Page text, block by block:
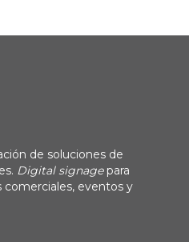
de soluciones de
Digital signage para
comerciales, eventos y